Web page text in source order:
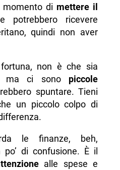
di mettere il
ricevere
quindi non aver
non è che sia
ma ci sono piccole
spuntare. Tieni
un piccolo colpo di
le finanze, beh,
di confusione. È il
alle spese e